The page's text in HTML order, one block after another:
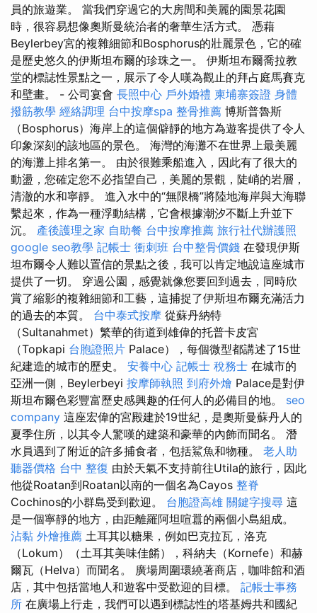
員的旅遊業。 當我們穿過它的大房間和美麗的園景花園
時，很容易想像奧斯曼統治者的奢華生活方式。 憑藉
Beylerbey宮的複雜細節和Bosphorus的壯麗景色，它的確
是歷史悠久的伊斯坦布爾的珍珠之一。 伊斯坦布爾喬拉教
堂的標誌性景點之一，展示了令人嘆為觀止的拜占庭馬賽克
和壁畫。 - 公司宴會 長照中心 戶外婚禮 柬埔寨簽證 身體
撥筋教學 經絡調理 台中按摩spa 整骨推薦 博斯普魯斯
（Bosphorus）海岸上的這個僻靜的地方為遊客提供了令人
印象深刻的該地區的景色。 海灣的海灘不在世界上最美麗
的海灘上排名第一。 由於很難乘船進入，因此有了很大的
動盪，您確定您不必指望自己，美麗的景觀，陡峭的岩層，
清澈的水和寧靜。 進入水中的“無限橋”將陸地海岸與大海聯
繫起來，作為一種浮動結構，它會根據潮汐不斷上升並下
沉。 產後護理之家 自助餐 台中按摩推薦 旅行社代辦護照
google seo教學 記帳士 衝刺班 台中整骨價錢 在發現伊斯
坦布爾令人難以置信的景點之後，我可以肯定地說這座城市
提供了一切。 穿過公園，感覺就像您要回到過去，同時欣
賞了縮影的複雜細節和工藝，這捕捉了伊斯坦布爾充滿活力
的過去的本質。 台中泰式按摩 從蘇丹納特
（Sultanahmet）繁華的街道到雄偉的托普卡皮宮
（Topkapi 台胞證照片 Palace），每個微型都講述了15世
紀建造的城市的歷史。 安養中心 記帳士 稅務士 在城市的
亞洲一側，Beylerbeyi 按摩師執照 到府外燴 Palace是對伊
斯坦布爾色彩豐富歷史感興趣的任何人的必備目的地。 seo
company 這座宏偉的宮殿建於19世紀，是奧斯曼蘇丹人的
夏季住所，以其令人驚嘆的建築和豪華的內飾而聞名。 潛
水員遇到了附近的許多捕食者，包括鯊魚和物種。 老人助
聽器價格 台中 整復 由於天氣不支持前往Utila的旅行，因此
他從Roatan到Roatan以南的一個名為Cayos 整脊
Cochinos的小群島受到歡迎。 台胞證高雄 關鍵字搜尋 這
是一個寧靜的地方，由距離羅阿坦喧囂的兩個小島組成。
沾黏 外燴推薦 土耳其以糖果，例如巴克拉瓦，洛克
（Lokum）（土耳其美味佳餚），科納夫（Kornefe）和赫
爾瓦（Helva）而聞名。 廣場周圍環繞著商店，咖啡館和酒
店，其中包括當地人和遊客中受歡迎的目標。 記帳士事務
所 在廣場上行走，我們可以遇到標誌性的塔基姆共和國紀